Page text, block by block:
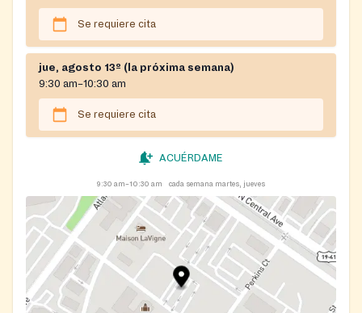
Se requiere cita
jue, agosto 13º (la próxima semana)
9:30 am–10:30 am
Se requiere cita
ACUÉRDAME
9:30 am–10:30 am cada semana martes, jueves